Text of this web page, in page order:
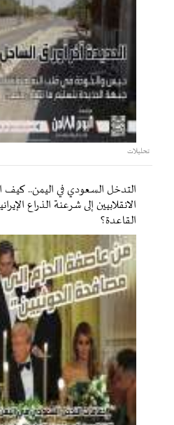
تحليلات
التدخل السعودي في اليمن.. كيف
الانقلابيين إلى شرعنة الذراع
القاعدة؟